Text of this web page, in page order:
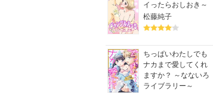
イったらおしおき～
松藤純子
ちっぱいわたしでも
ナカまで愛してくれ
ますか？ ～なないろ
ライブラリー～